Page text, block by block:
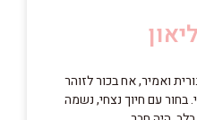
ואמיר, אח בכור לזוהר
בחור עם חיוך נצחי, נשמה